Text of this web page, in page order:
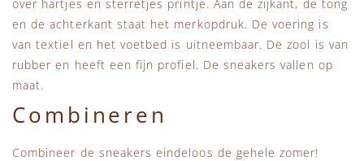
over hartjes en sterretjes printje. Aan de zijkant, de tong
en de achterkant staat het merkopdruk. De voering is
van textiel en het voetbed is uitneembaar. De zool is van
rubber en heeft een fijn profiel. De sneakers vallen op
maat.
Combineren
Combineer de sneakers eindeloos de gehele zomer!